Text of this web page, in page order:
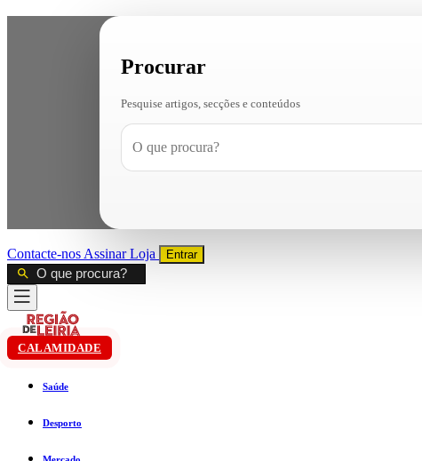
Procurar
Pesquise artigos, secções e conteúdos
Contacte-nos AssinarLoja Entrar
CALAMIDADE
Saúde
Desporto